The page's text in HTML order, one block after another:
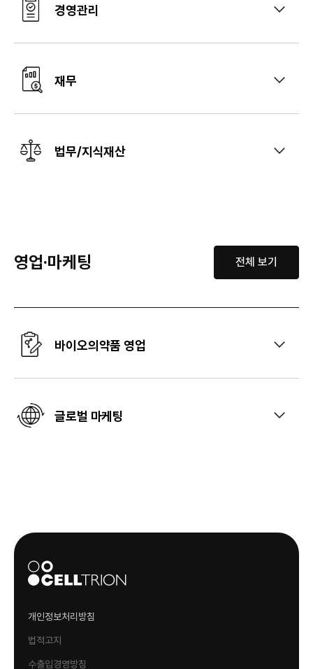
경영관리
재무
법무/지식재산
영업·마케팅 전체 보기
바이오의약품 영업
글로벌 마케팅
개인정보처리방침
법적고지
수출입경영방침